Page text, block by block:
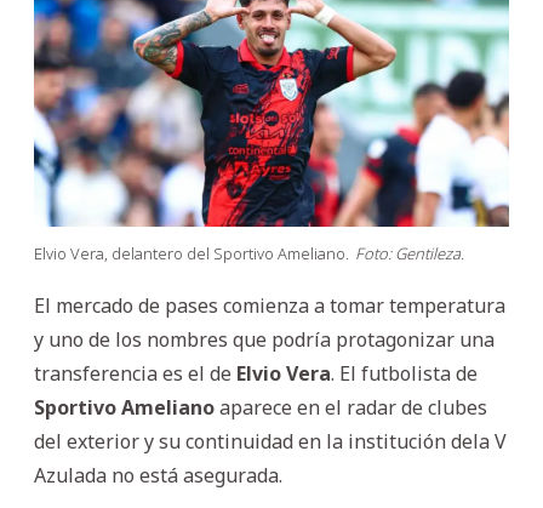
Elvio Vera, delantero del Sportivo Ameliano. Foto: Gentileza.
El mercado de pases comienza a tomar temperatura
y uno de los nombres que podría protagonizar una
transferencia es el de Elvio Vera. El futbolista de
Sportivo Amelianoaparece en el radar de clubes
del exterior y su continuidad en la institución dela V
Azulada no está asegurada.